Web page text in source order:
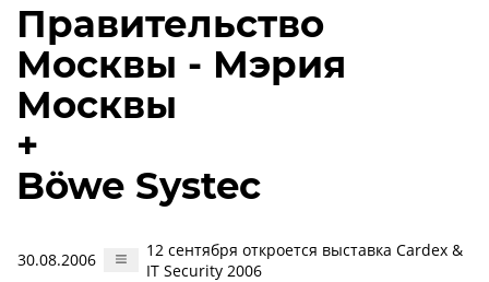
Правительство
Москвы - Мэрия
Москвы
+
Böwe Systec
30.08.2006
12 сентября откроется выставка Cardex &
IT Security 2006